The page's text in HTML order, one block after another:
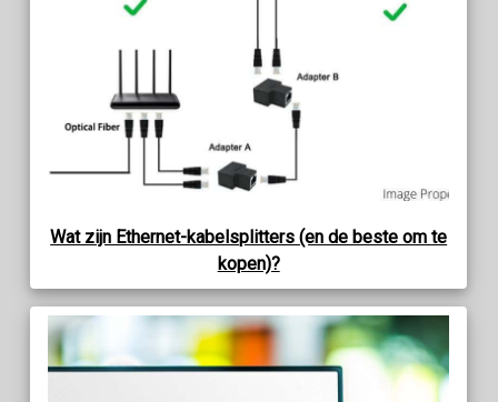
Wat zijn Ethernet-kabelsplitters (en de beste om te
kopen)?